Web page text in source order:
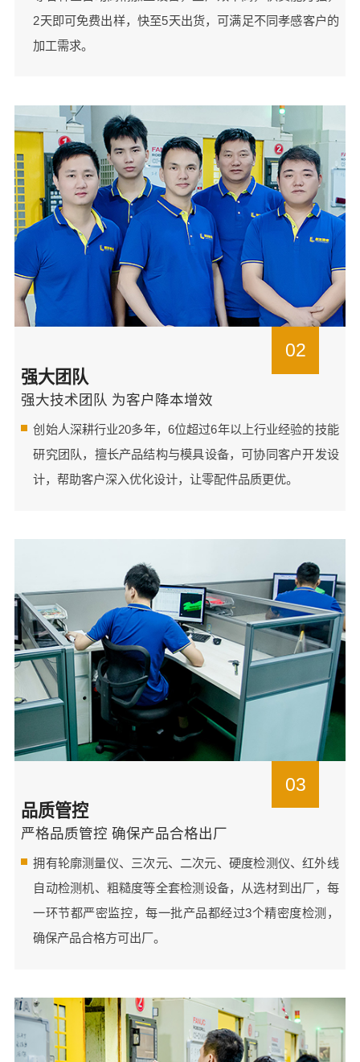
2天即可免费出样，快至5天出货，可满足不同孝感客户的
加工需求。
02
强大团队
强大技术团队 为客户降本增效
创始人深耕行业20多年，6位超过6年以上行业经验的技能
研究团队，擅长产品结构与模具设备，可协同客户开发设
计，帮助客户深入优化设计，让零配件品质更优。
03
品质管控
严格品质管控 确保产品合格出厂
拥有轮廓测量仪、三次元、二次元、硬度检测仪、红外线
自动检测机、粗糙度等全套检测设备，从选材到出厂，每
一环节都严密监控，每一批产品都经过3个精密度检测，
确保产品合格方可出厂。